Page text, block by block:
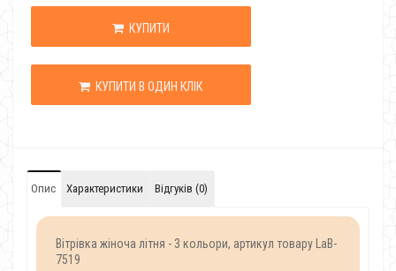
КУПИТИ
КУПИТИ В ОДИН КЛІК
Опис Характеристики Відгуків (0)
Вітрівка жіноча літня - 3 кольори, артикул товару LaB-
7519